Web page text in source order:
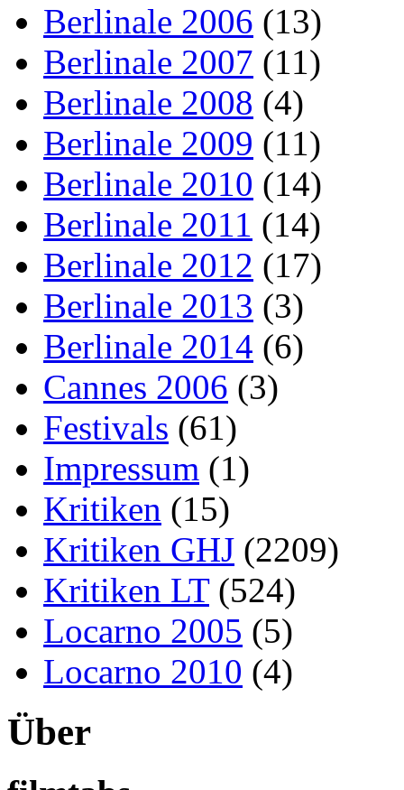
Berlinale 2006 (13)
Berlinale 2007 (11)
Berlinale 2008 (4)
Berlinale 2009 (11)
Berlinale 2010 (14)
Berlinale 2011 (14)
Berlinale 2012 (17)
Berlinale 2013 (3)
Berlinale 2014 (6)
Cannes 2006 (3)
Festivals (61)
Impressum (1)
Kritiken (15)
Kritiken GHJ (2209)
Kritiken LT(524)
Locarno 2005 (5)
Locarno 2010 (4)
Über